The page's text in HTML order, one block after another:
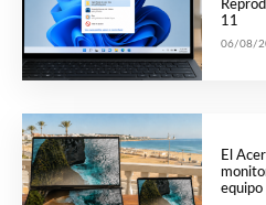
11
06/08/
El
equipo